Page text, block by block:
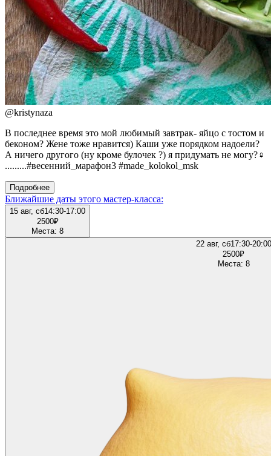
@kristynaza
В последнее время это мой любимый завтрак- яйцо с тостом и
беконом? Жене тоже нравится) Каши уже порядком надоели?
А ничего другого (ну кроме булочек ?) я придумать не могу?‍♀️
.........#весенний_марафон3 #made_kolokol_msk
Подробнее
Ближайшие даты этого мастер‑класса:
15 авг, сб14:30-17:00
2500₽
Места: 8
22 авг, сб17:30-20:00
2500₽
Места: 8